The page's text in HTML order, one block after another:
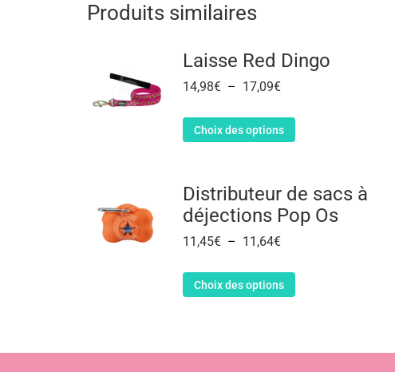
Produits similaires
Laisse Red Dingo
14,98€ – 17,09€
Choix des options
Distributeur de sacs à
déjections Pop Os
11,45€ – 11,64€
Choix des options